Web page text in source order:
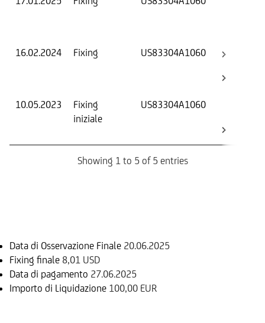
16.02.2024
Fixing US83304A1060
10.05.2023
Fixing
iniziale
US83304A1060
Showing 1 to 5 of 5 entries
Data di Osservazione Finale 20.06.2025
Fixing finale 8,01 USD
Data di pagamento 27.06.2025
Importo di Liquidazione 100,00 EUR